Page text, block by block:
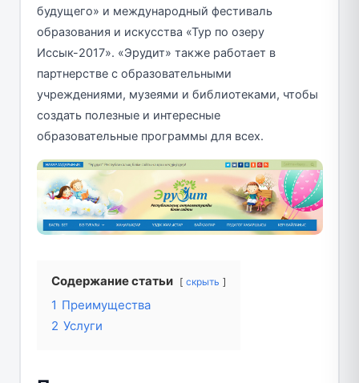
будущего» и международный фестиваль
образования и искусства «Тур по озеру
Иссык-2017». «Эрудит» также работает в
партнерстве с образовательными
учреждениями, музеями и библиотеками, чтобы
создать полезные и интересные
образовательные программы для всех.
Содержание статьи скрыть
1 Преимущества
2 Услуги